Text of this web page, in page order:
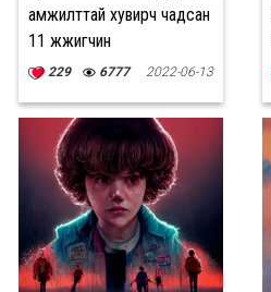
амжилттай хувирч чадсан
11 жүжигчин
229 6777 2022-06-13